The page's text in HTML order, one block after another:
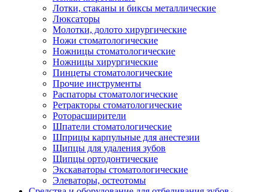
Лотки, стаканы и биксы металлические
Люксаторы
Молотки, долото хирургические
Ножи стоматологические
Ножницы стоматологические
Ножницы хирургические
Пинцеты стоматологические
Прочие инструменты
Распаторы стоматологические
Ретракторы стоматологические
Роторасширители
Шпатели стоматологические
Шприцы карпульные для анестезии
Щипцы для удаления зубов
Щипцы ортодонтические
Экскаваторы стоматологические
Элеваторы, остеотомы